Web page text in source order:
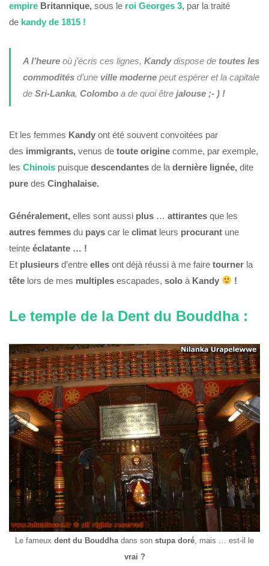
empire Britannique, sous le roi Georges 3, par la traité
de kandy de 1815 !
A l’heureoù j’écris ces lignes, Kandydispose de toutes les
commoditésd’une ville modernepeut espérer et la capitale
deSri-Lanka, Colomboa de quoi être jalouse ;- ) !
Et les femmes Kandy ont été souvent convoitées par
des immigrants, venus de toute origine comme, par exemple,
les Chinois puisque descendantes de la dernière lignée, dite
pure des Cinghalaise.
Généralement, elles sont aussi plus … attirantes que les
autres femmes du pays car le climat leurs procurant une
teinte éclatante … !
Et plusieurs d’entre elles ont déjà réussi à me faire tourner la
tête lors de mes multiples escapades, solo à Kandy !
Le temple de la Dent du Bouddha :
Le fameux dent du Bouddhadans son stupa doré, mais … est-il le
vrai ?